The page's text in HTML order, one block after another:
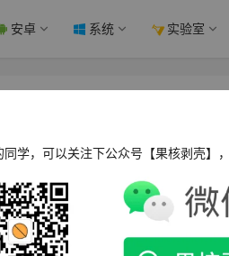
安卓 系统 实验室
核剥壳
在业界被公认为最好的java
工具(Git、svn、github等)、
学，可以关注下公众号【果核剥壳】